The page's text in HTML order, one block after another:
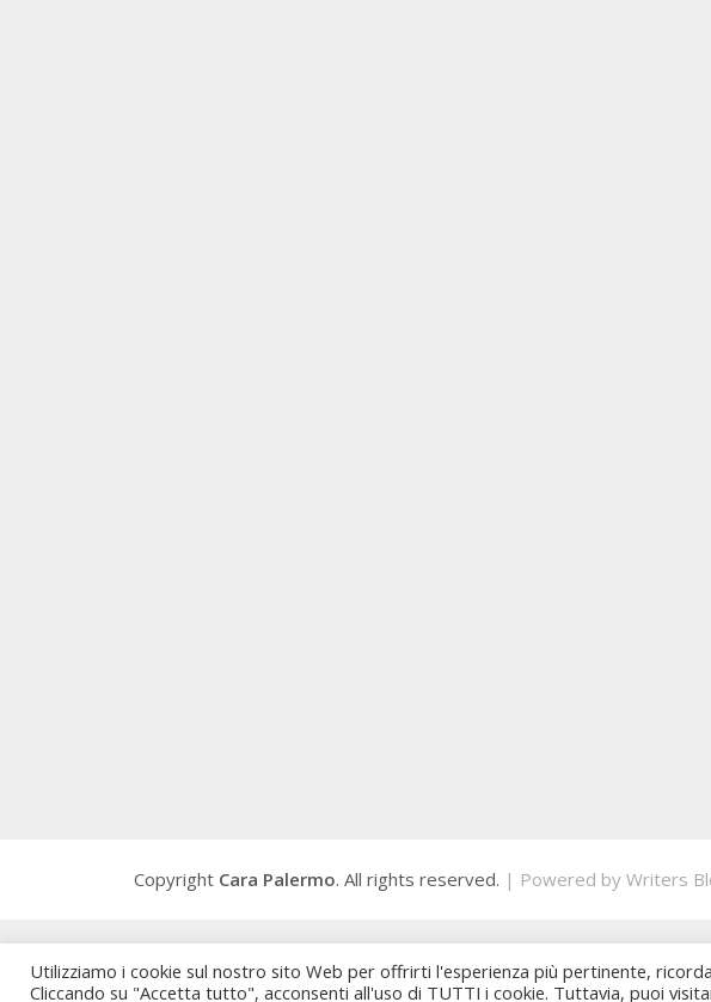
Copyright Cara Palermo. All rights reserved. | Powered by Writers
Utilizziamo i cookie sul nostro sito Web per offrirti l'esperienza più pertinente,
Cliccando su "Accetta tutto", acconsenti all'uso di TUTTI i cookie. Tuttavia, puoi